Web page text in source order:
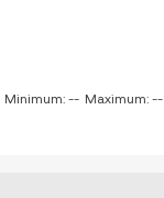
Minimum: -- Maximum: --